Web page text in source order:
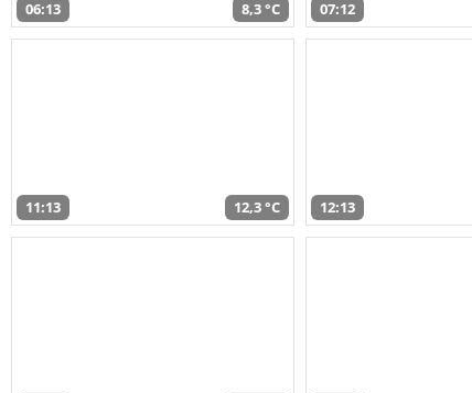
06:13 8,3 °C 07:12
11:13 12,3 °C 12:13